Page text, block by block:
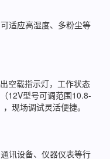
适应高湿度、多粉尘等
空载指示灯，工作状态
12V型号可调范围10.8-
现场调试灵活便捷。
讯设备、仪器仪表等行